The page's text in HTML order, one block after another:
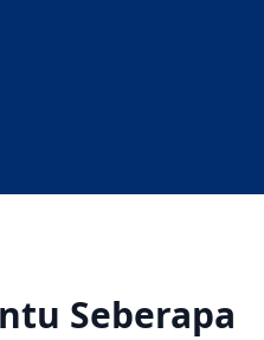
Seberapa